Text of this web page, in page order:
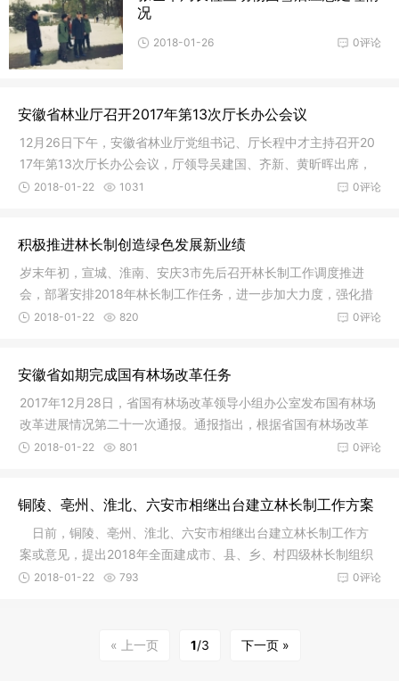
况
0评论
2018-01-26
安徽省林业厅召开2017年第13次厅长办公会议
12月26日下午，安徽省林业厅党组书记、厅长程中才主持召开20
17年第13次厅长办公会议，厅领导吴建国、齐新、黄昕晖出席，
驻厅纪检组、厅办公室、机关党委及相关处室和单位负
0评论
2018-01-22 1031
积极推进林长制创造绿色发展新业绩
岁末年初，宣城、淮南、安庆3市先后召开林长制工作调度推进
会，部署安排2018年林长制工作任务，进一步加大力度，强化措
施，积极推进绿色发展，着力建设绿色江淮美好家园，
0评论
2018-01-22 820
安徽省如期完成国有林场改革任务
2017年12月28日，省国有林场改革领导小组办公室发布国有林场
改革进展情况第二十一次通报。通报指出，根据省国有林场改革
领导小组统一部署，省林业厅、省发改委、省编办、省
0评论
2018-01-22 801
铜陵、亳州、淮北、六安市相继出台建立林长制工作方案
日前，铜陵、亳州、淮北、六安市相继出台建立林长制工作方
案或意见，提出2018年全面建成市、县、乡、村四级林长制组织
体系。截止2017年12月31日，全省16个省辖市全部出台
0评论
2018-01-22 793
« 上一页 1/3 下一页 »